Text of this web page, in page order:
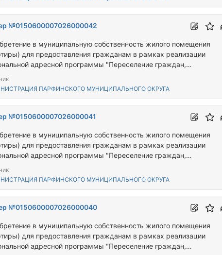
№0150600007026000042
в муниципальную собственность жилого помещения
для предоставления гражданам в рамках реализации
адресной программы "Переселение граждан,
фонда"ПАРФИНСКОГО МУНИЦИПАЛЬНОГО ОКРУГА
№0150600007026000041
в муниципальную собственность жилого помещения
для предоставления гражданам в рамках реализации
адресной программы "Переселение граждан,
фонда"ПАРФИНСКОГО МУНИЦИПАЛЬНОГО ОКРУГА
№0150600007026000040
в муниципальную собственность жилого помещения
для предоставления гражданам в рамках реализации
адресной программы "Переселение граждан,